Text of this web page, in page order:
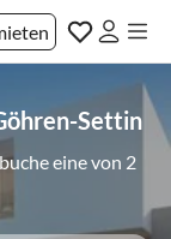
Settin
eine von 2